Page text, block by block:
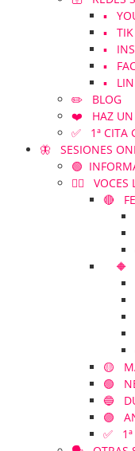
▪️
▪️ TIK
▪️
▪️
▪️
✏️ BLOG
❤️ HAZ UN
✅ 1ª CITA
🦋 SESIONES
🟢
🏳️‍🌈 VOCES
🔴
🔶
🟡
🟢
🔵
🟣
✅ 1ª